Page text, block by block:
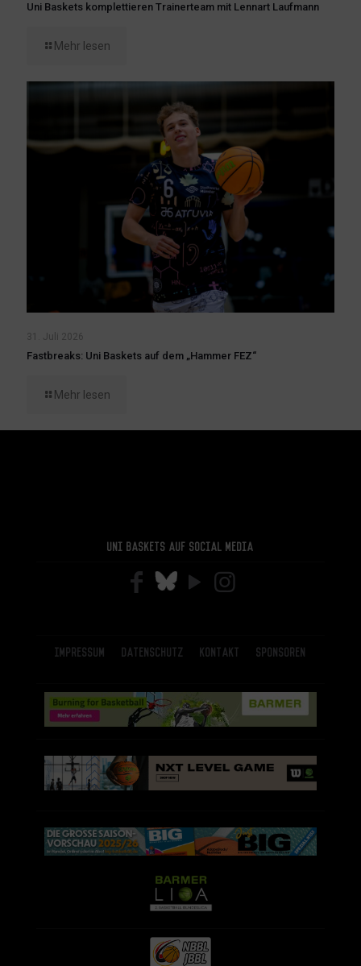
Uni Baskets komplettieren Trainerteam mit Lennart Laufmann
Mehr lesen
31. Juli 2026
Fastbreaks: Uni Baskets auf dem „Hammer FEZ“
Mehr lesen
Uni Baskets auf Social Media
Impressum Datenschutz Kontakt Sponsoren